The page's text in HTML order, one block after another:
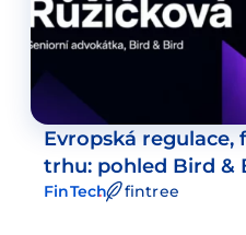
Evropská regulace,
trhu: pohled Bird &
FinTech fintree